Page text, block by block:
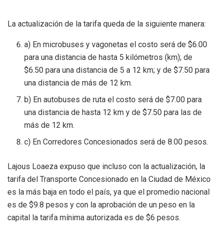
La actualización de la tarifa queda de la siguiente manera:
a) En microbuses y vagonetas el costo será de $6.00
para una distancia de hasta 5 kilómetros (km); de
$6.50 para una distancia de 5 a 12 km; y de $7.50 para
una distancia de más de 12 km.
b) En autobuses de ruta el costo será de $7.00 para
una distancia de hasta 12 km y de $7.50 para las de
más de 12 km.
c) En Corredores Concesionados será de 8.00 pesos.
Lajous Loaeza expuso que incluso con la actualización, la
tarifa del Transporte Concesionado en la Ciudad de México
es la más baja en todo el país, ya que el promedio nacional
es de $9.8 pesos y con la aprobación de un peso en la
capital la tarifa mínima autorizada es de $6 pesos.